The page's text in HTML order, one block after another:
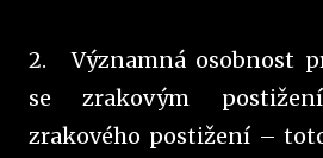
2.
Významná osobnost
se zrakovým
zrakového postižení –